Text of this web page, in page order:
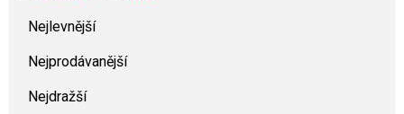
Nejlevnější
Nejprodávanější
Nejdražší